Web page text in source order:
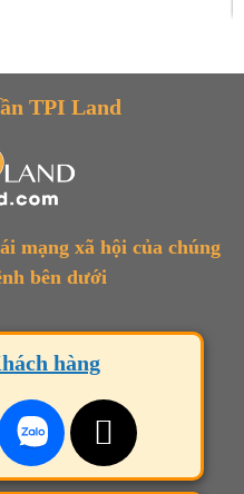
TPI Land
mạng xã hội của chúng
bên dưới
hàng